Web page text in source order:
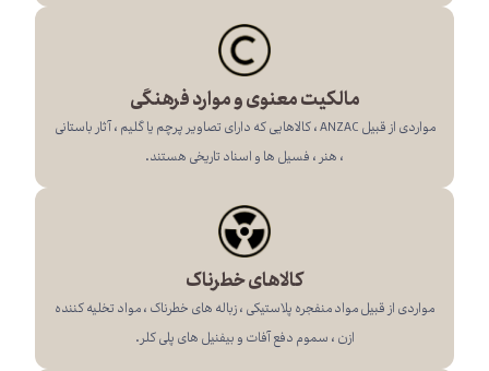
مالکیت معنوی و موارد فرهنگی
مواردی از قبیل ANZAC ، کالاهایی که دارای تصاویر پرچم یا گلیم ، آثار باستانی
، هنر ، فسیل ها و اسناد تاریخی هستند.
کالاهای خطرناک
مواردی از قبیل مواد منفجره پلاستیکی ، زباله های خطرناک ، مواد تخلیه کننده
ازن ، سموم دفع آفات و بیفنیل های پلی کلر.